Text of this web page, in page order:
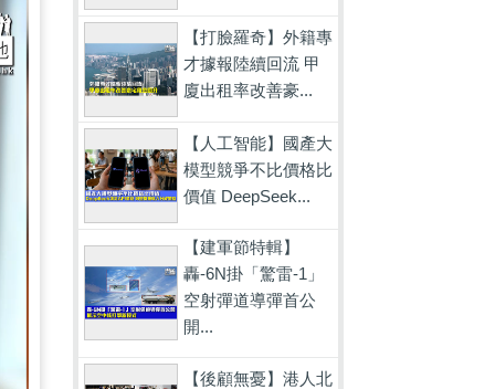
【打臉羅奇】外籍專
才據報陸續回流 甲
廈出租率改善豪...
【人工智能】國產大
模型競爭不比價格比
價值 DeepSeek...
【建軍節特輯】
轟-6N掛「驚雷-1」
空射彈道導彈首公
開...
【後顧無憂】港人北